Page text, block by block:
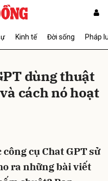
Kinh tế Đời sống Pháp
dùng thuật
cách nó hoạt
cụ Chat GPT sử
ra những bài viết
Hủy Gửi